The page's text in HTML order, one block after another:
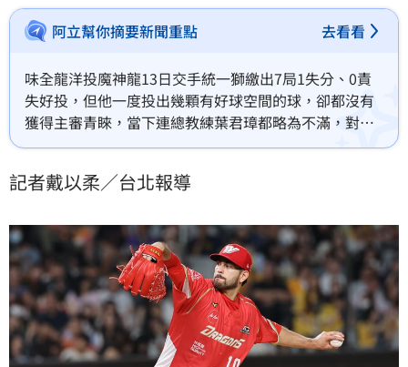
阿立幫你摘要新聞重點 去看看
味全龍洋投魔神龍13日交手統一獅繳出7局1失分、0責
失好投，但他一度投出幾顆有好球空間的球，卻都沒有
獲得主審青睞，當下連總教練葉君璋都略為不滿，對此
魔神龍透露自己本來個性就比較冷靜，或許當下也有不
記者戴以柔／台北報導